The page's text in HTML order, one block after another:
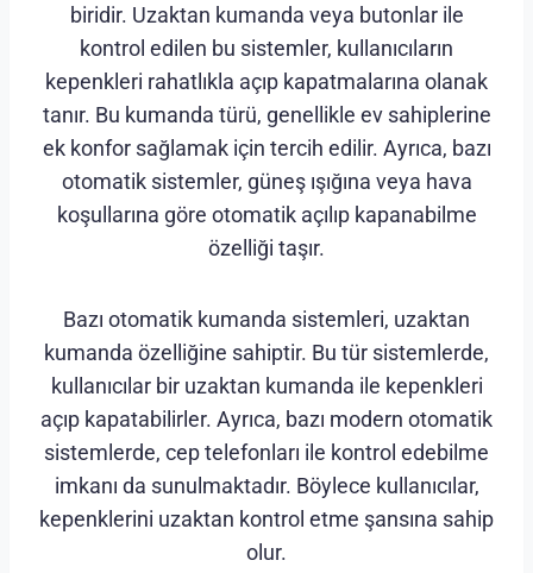
biridir. Uzaktan kumanda veya butonlar ile
kontrol edilen bu sistemler, kullanıcıların
kepenkleri rahatlıkla açıp kapatmalarına olanak
tanır. Bu kumanda türü, genellikle ev sahiplerine
ek konfor sağlamak için tercih edilir. Ayrıca, bazı
otomatik sistemler, güneş ışığına veya hava
koşullarına göre otomatik açılıp kapanabilme
özelliği taşır.
Bazı otomatik kumanda sistemleri, uzaktan
kumanda özelliğine sahiptir. Bu tür sistemlerde,
kullanıcılar bir uzaktan kumanda ile kepenkleri
açıp kapatabilirler. Ayrıca, bazı modern otomatik
sistemlerde, cep telefonları ile kontrol edebilme
imkanı da sunulmaktadır. Böylece kullanıcılar,
kepenklerini uzaktan kontrol etme şansına sahip
olur.